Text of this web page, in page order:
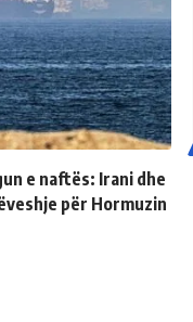
e naftës: Irani dhe
për Hormuzin